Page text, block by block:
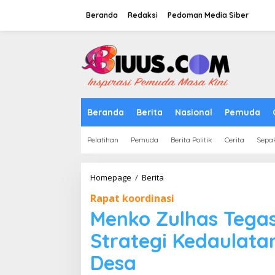
Beranda Redaksi Pedoman Media Siber
Beranda Berita Nasional Pemuda
Pelatihan Pemuda Berita Politik Cerita
Homepage / Berita
Tegaskan
KDKMP
sebagai
Strategi
Kedaulatan
Rapat koordinasi
Menko Zulhas
Strategi
Desa